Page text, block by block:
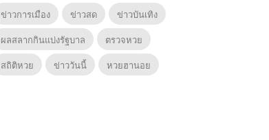
ข่าวการเมือง
ข่าวสด
ข่าวบันเทิง
ผลสลากกินแบ่งรัฐบาล
ตรวจหวย
สถิติหวย
ข่าววันนี้ หวยฮานอย